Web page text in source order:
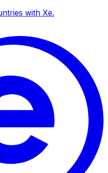
with Xe.